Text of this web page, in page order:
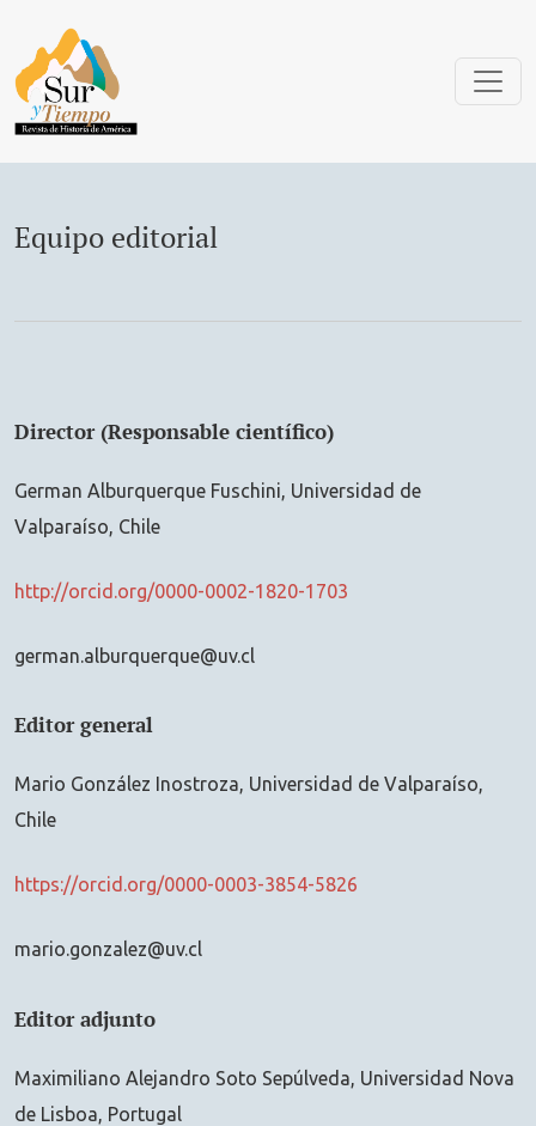
Equipo editorial
Director (Responsable científico)
German Alburquerque Fuschini, Universidad de
Valparaíso, Chile
http://orcid.org/0000-0002-1820-1703
german.alburquerque@uv.cl
Editor general
Mario González Inostroza, Universidad de Valparaíso,
Chile
https://orcid.org/0000-0003-3854-5826
mario.gonzalez@uv.cl
Editor adjunto
Maximiliano Alejandro Soto Sepúlveda, Universidad Nova
de Lisboa, Portugal